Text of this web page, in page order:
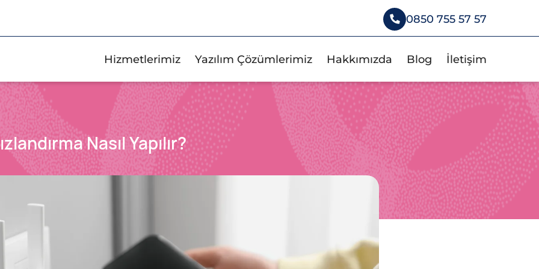
0850 755 57 57
Hizmetlerimiz Yazılım Çözümlerimiz Hakkımızda Blog İletişim
Nasıl Yapılır?